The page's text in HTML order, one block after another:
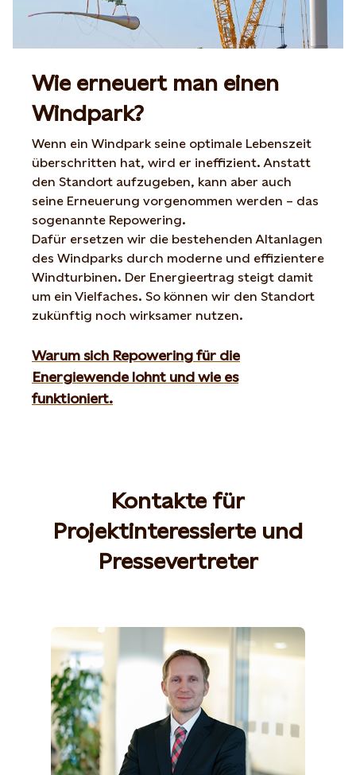
Wie erneuert man einen
Windpark?
Wenn ein Windpark seine optimale Lebenszeit
überschritten hat, wird er ineffizient. Anstatt
den Standort aufzugeben, kann aber auch
seine Erneuerung vorgenommen werden – das
sogenannte Repowering.
Dafür ersetzen wir die bestehenden Altanlagen
des Windparks durch moderne und effizientere
Windturbinen. Der Energieertrag steigt damit
um ein Vielfaches. So können wir den Standort
zukünftig noch wirksamer nutzen.
Warum sich Repowering für die
Energiewende lohnt und wie es
funktioniert.
Kontakte für
Projektinteressierte und
Pressevertreter